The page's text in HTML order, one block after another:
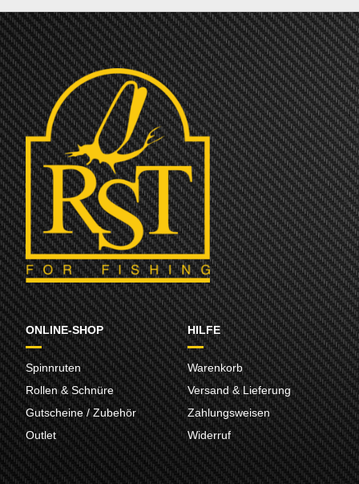
ONLINE-SHOP
Spinnruten
Rollen & Schnüre
Gutscheine / Zubehör
Outlet
HILFE
Warenkorb
Versand & Lieferung
Zahlungsweisen
Widerruf